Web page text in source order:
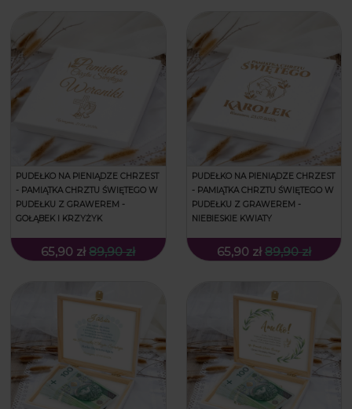
PUDEŁKO NA PIENIĄDZE CHRZEST
- PAMIĄTKA CHRZTU ŚWIĘTEGO W
PUDEŁKU Z GRAWEREM -
GOŁĄBEK I KRZYŻYK
65,90 zł 89,90 zł
PUDEŁKO NA PIENIĄDZE CHRZEST
- PAMIĄTKA CHRZTU ŚWIĘTEGO W
PUDEŁKU Z GRAWEREM -
NIEBIESKIE KWIATY
65,90 zł 89,90 zł